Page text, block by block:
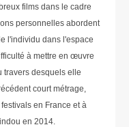
films dans le cadre
personnelles abordent
l'individu dans l'espace
à mettre en œuvre
travers desquels elle
court métrage,
en France et à
en 2014.